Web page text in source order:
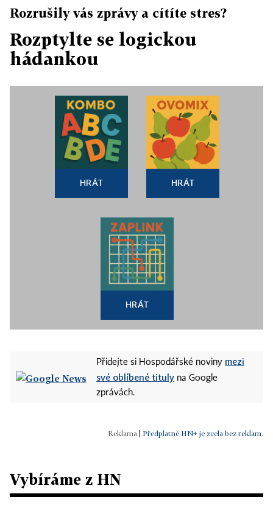
Rozrušily vás zprávy a cítíte stres?
Rozptylte se logickou
hádankou
HRÁT HRÁT
HRÁT
Přidejte si Hospodářské noviny mezi
své oblíbené tituly na Google
zprávách.
Předplatné HN+ je zcela bez reklam.
Vybíráme z HN